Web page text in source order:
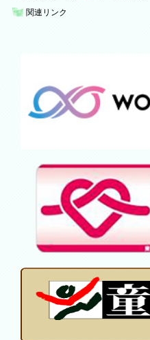
関連リンク